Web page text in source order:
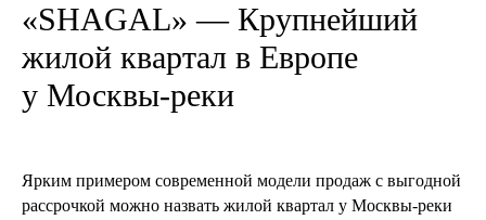
«SHAGAL» — Крупнейший
жилой квартал в Европе
у Москвы-реки
Ярким примером современной модели продаж с выгодной
рассрочкой можно назвать жилой квартал у Москвы-реки